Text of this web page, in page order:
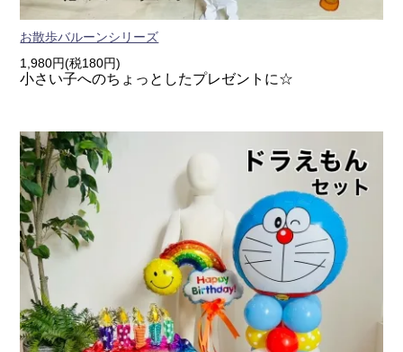
お散歩バルーンシリーズ
1,980円(税180円)
小さい子へのちょっとしたプレゼントに☆